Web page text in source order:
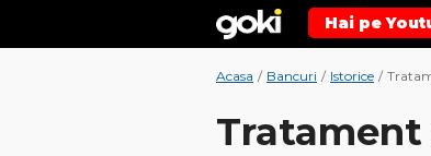
Hai pe
Acasa / Bancuri / Istorice /